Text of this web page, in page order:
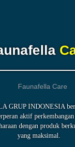
GRUP INDONESIA
aktif
dengan produk
yang maksimal.